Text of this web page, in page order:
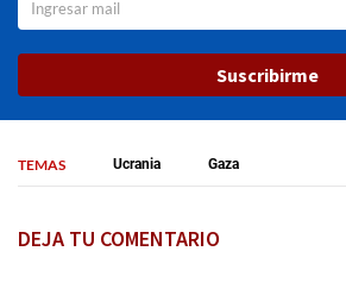
Suscribirme
TEMAS Ucrania Gaza
DEJA TU COMENTARIO